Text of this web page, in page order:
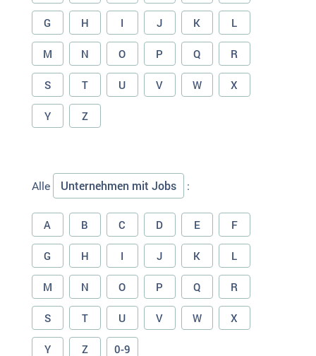
G H I J K L
M N O P Q R
S T U V W X
Y Z
Alle Unternehmen mit Jobs :
A B C D E F
G H I J K L
M N O P Q R
S T U V W X
Y Z 0-9